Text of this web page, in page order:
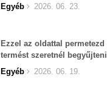
Egyéb 2026. 06. 23.
Ezzel az oldattal
termést szeretnél begyűjteni
Egyéb
2026. 06. 19.